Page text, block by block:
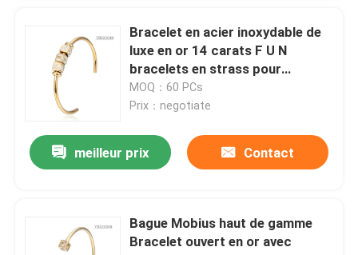
Colliers de mode d'acier inoxydable
Boucles d'oreille d'or d'acier inoxydable
Collier posé d'acier inoxydable
Shell Pendant Jewelry
Bracelet en acier inoxydable de
luxe en or 14 carats F U N
bracelets en strass pour
fiançailles
MOQ：60 PCs
Prix：negotiate
meilleur prix Contact
Bague Mobius haut de gamme
Bracelet ouvert en or avec